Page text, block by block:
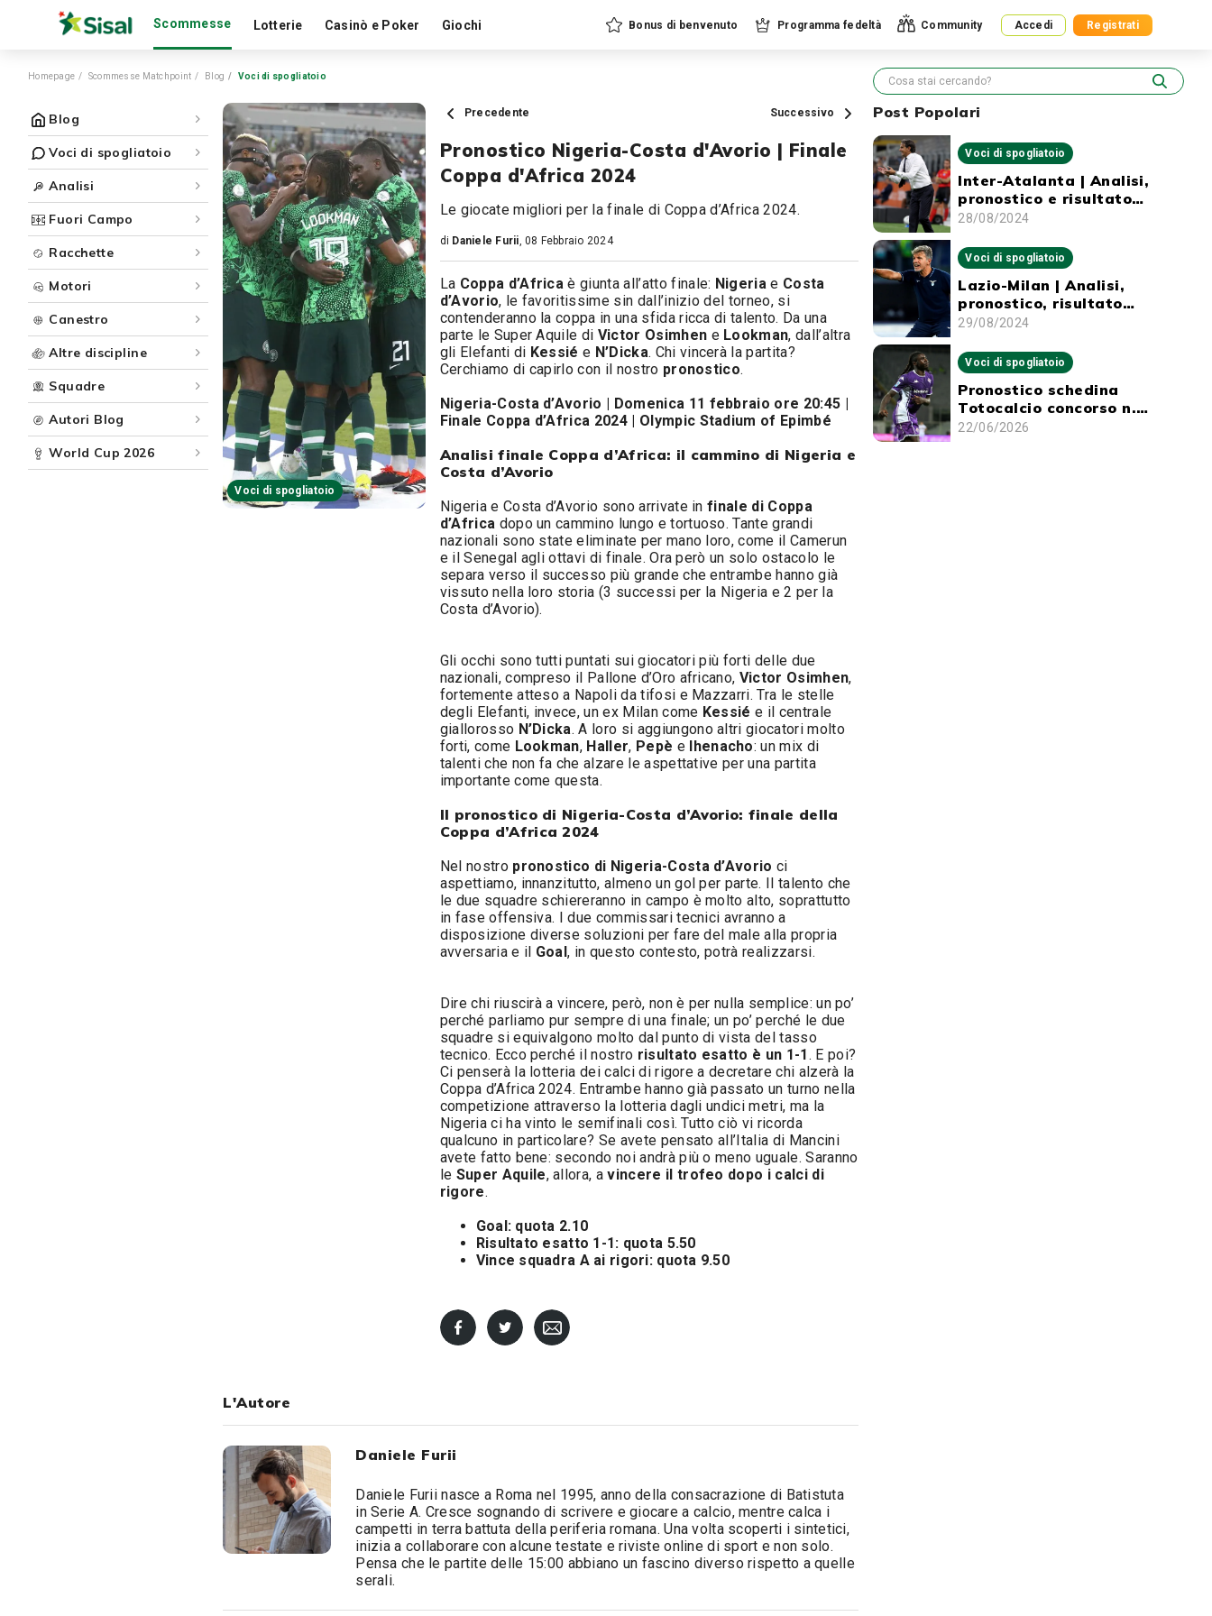
Scommesse Lotterie Casinò e Poker Giochi Bonus di benvenuto Programma fedeltà Community Accedi Registrati
Homepage Scommesse Matchpoint Blog Voci di spogliatoio
Blog
Voci di spogliatoio
Analisi
Fuori Campo
Racchette
Motori
Canestro
Altre discipline
Squadre
Autori Blog
World Cup 2026
Voci di spogliatoio
Precedente Successivo
Pronostico Nigeria-Costa d'Avorio | Finale
Coppa d'Africa 2024
Le giocate migliori per la finale di Coppa d’Africa 2024.
di Daniele Furii, 08 Febbraio 2024
La Coppa d’Africa è giunta all’atto finale: Nigeriae Costa
d’Avorio, le favoritissime sin dall’inizio del torneo, si
contenderanno la coppa in una sfida ricca di talento. Da una
parte le Super Aquile di Victor Osimhen e Lookman, dall’altra
gli Elefanti di Kessiée N’Dicka. Chi vincerà la partita?
Cerchiamo di capirlo con il nostro pronostico.
Nigeria-Costa d’Avorio | Domenica 11 febbraio ore 20:45 |
Finale Coppa d’Africa 2024 | Olympic Stadium of Epimbé
Analisi finale Coppa d’Africa: il cammino di Nigeria e
Costa d’Avorio
Nigeria e Costa d’Avorio sono arrivate infinale di Coppa
d’Africa dopo un cammino lungo e tortuoso. Tante grandi
nazionali sono state eliminate per mano loro, come il Camerun
e il Senegal agli ottavi di finale. Ora però un solo ostacolo le
separa verso il successo più grande che entrambe hanno già
vissuto nella loro storia (3 successi per la Nigeria e 2 per la
Costa d’Avorio).
Gli occhi sono tutti puntati sui giocatori più forti delle due
nazionali, compreso il Pallone d’Oro africano, Victor Osimhen,
fortemente atteso a Napoli da tifosi e Mazzarri. Tra le stelle
degli Elefanti, invece, un ex Milan come Kessiée il centrale
giallorosso N’Dicka. A loro si aggiungono altri giocatori molto
forti, come Lookman, Haller, Pepè e Ihenacho: un mix di
talenti che non fa che alzare le aspettative per una partita
importante come questa.
Il pronostico di Nigeria-Costa d’Avorio: finale della
Coppa d’Africa 2024
Nel nostro pronostico di Nigeria-Costa d’Avorioci
aspettiamo, innanzitutto, almeno un gol per parte. Il talento che
le due squadre schiereranno in campo è molto alto, soprattutto
in fase offensiva. I due commissari tecnici avranno a
disposizione diverse soluzioni per fare del male alla propria
avversaria e il Goal, in questo contesto, potrà realizzarsi.
Dire chi riuscirà a vincere, però, non è per nulla semplice: un po’
perché parliamo pur sempre di una finale; un po’ perché le due
squadre si equivalgono molto dal punto di vista del tasso
tecnico. Ecco perché il nostro risultato esatto è un 1-1. E poi?
Ci penserà la lotteria dei calci di rigore a decretare chi alzerà la
Coppa d’Africa 2024. Entrambe hanno già passato un turno nella
competizione attraverso la lotteria dagli undici metri, ma la
Nigeria ci ha vinto le semifinali così. Tutto ciò vi ricorda
qualcuno in particolare? Se avete pensato all’Italia di Mancini
avete fatto bene: secondo noi andrà più o meno uguale. Saranno
le Super Aquile, allora, avincere il trofeo dopo i calci di
rigore.
Goal: quota 2.10
Risultato esatto 1-1: quota 5.50
Vince squadra A ai rigori: quota 9.50
L'Autore
Daniele Furii
Daniele Furii nasce a Roma nel 1995, anno della consacrazione di Batistuta
in Serie A. Cresce sognando di scrivere e giocare a calcio, mentre calca i
campetti in terra battuta della periferia romana. Una volta scoperti i sintetici,
inizia a collaborare con alcune testate e riviste online di sport e non solo.
Pensa che le partite delle 15:00 abbiano un fascino diverso rispetto a quelle
serali.
Post Popolari
Voci di spogliatoio
Inter-Atalanta | Analisi,
pronostico e risultato
esatto
28/08/2024
Voci di spogliatoio
Lazio-Milan | Analisi,
pronostico, risultato
esatto e marcatori
29/08/2024
Voci di spogliatoio
Pronostico schedina
Totocalcio concorso n.
24/1526 di giovedì 24
22/06/2026